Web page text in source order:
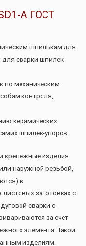
А ГОСТ
шпилькам для
сварки шпилек.
по механическим
контроля,
керамических
шпилек-упоров.
крепежные изделия
наружной резьбой,
в
заготовках с
сварки с
за счет
элемента. Такой
изделиям.